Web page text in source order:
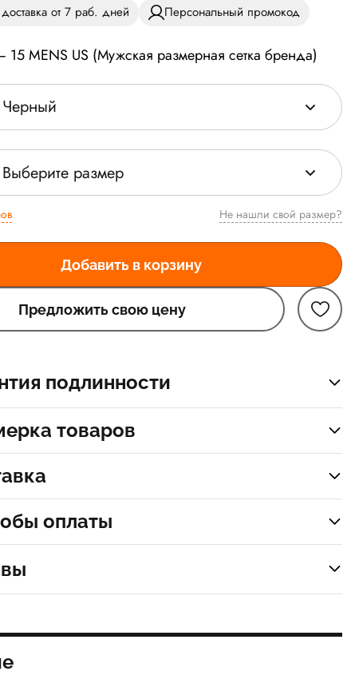
от 7 раб. дней Персональный промокод
MENS US (Мужская размерная сетка бренда)
Черный
Выберите размер
Не нашли свой размер?
Добавить в корзину
Предложить свою цену
подлинности
товаров
оплаты